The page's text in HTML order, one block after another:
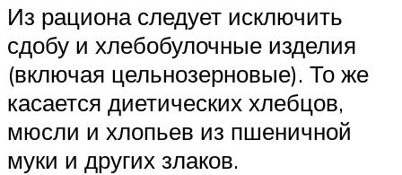
Из рациона следует исключить
сдобу и хлебобулочные изделия
(включая цельнозерновые). То же
касается диетических хлебцов,
мюсли и хлопьев из пшеничной
муки и других злаков.